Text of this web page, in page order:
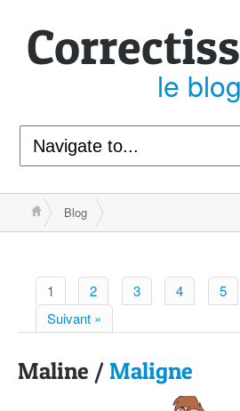
Correcti
le blog
Blog
1 2 3 4 5
Suivant »
Maline / Maligne